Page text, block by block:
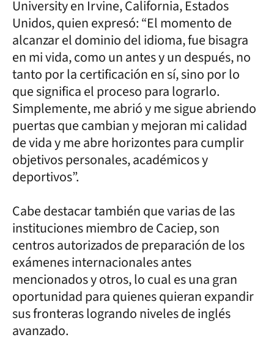
University en Irvine, California, Estados
Unidos, quien expresó: “El momento de
alcanzar el dominio del idioma, fue bisagra
en mi vida, como un antes y un después, no
tanto por la certificación en sí, sino por lo
que significa el proceso para lograrlo.
Simplemente, me abrió y me sigue abriendo
puertas que cambian y mejoran mi calidad
de vida y me abre horizontes para cumplir
objetivos personales, académicos y
deportivos”.
Cabe destacar también que varias de las
instituciones miembro de Caciep, son
centros autorizados de preparación de los
exámenes internacionales antes
mencionados y otros, lo cual es una gran
oportunidad para quienes quieran expandir
sus fronteras logrando niveles de inglés
avanzado.